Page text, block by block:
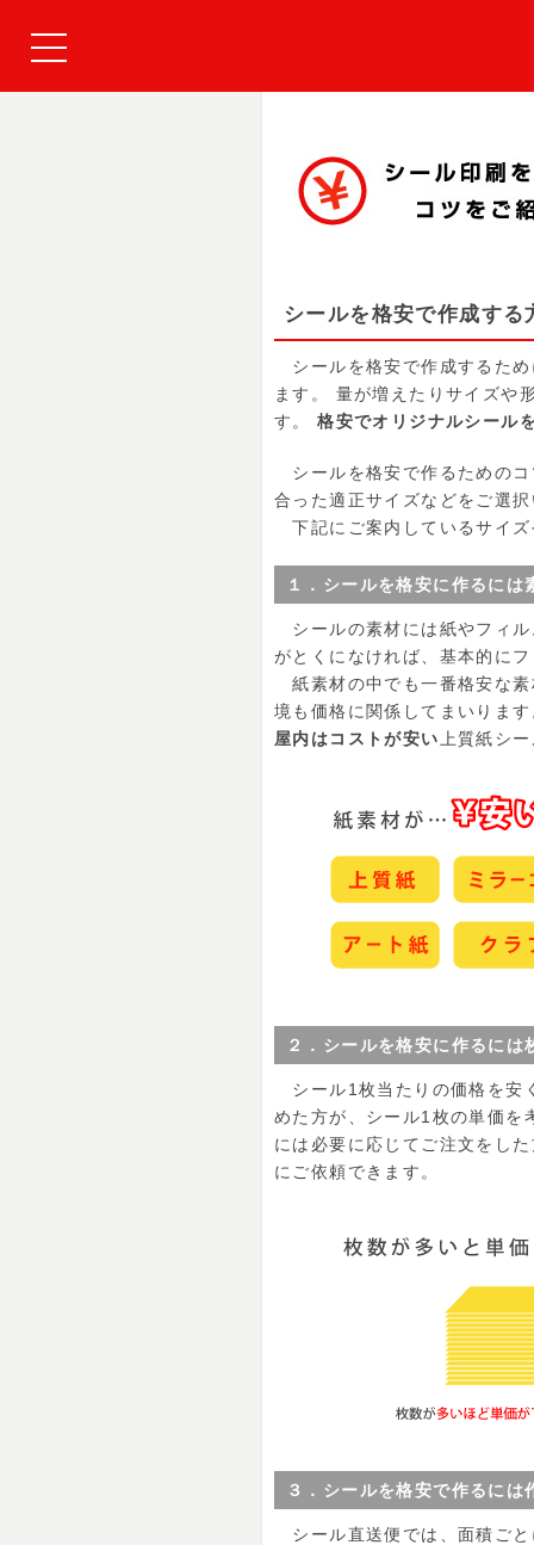
シールを格安で作成する
シールを格安で作成するため
ます。 量が増えたりサイズや
す。格安でオリジナルシール
シールを格安で作るための
合った適正サイズなどをご選
下記にご案内しているサイ
１．シールを格安に作るに
シールの素材には紙やフィル
がとくになければ、基本的に
紙素材の中でも一番格安な素
境も価格に関係してまいりま
屋内はコストが安い 上質紙シ
２．シールを格安に作るには
シール1枚当たりの価格を安
めた方が、シール1枚の単価を
には必要に応じてご注文をし
にご依頼できます。
３．シールを格安で作るに
シール直送便では、面積ごと